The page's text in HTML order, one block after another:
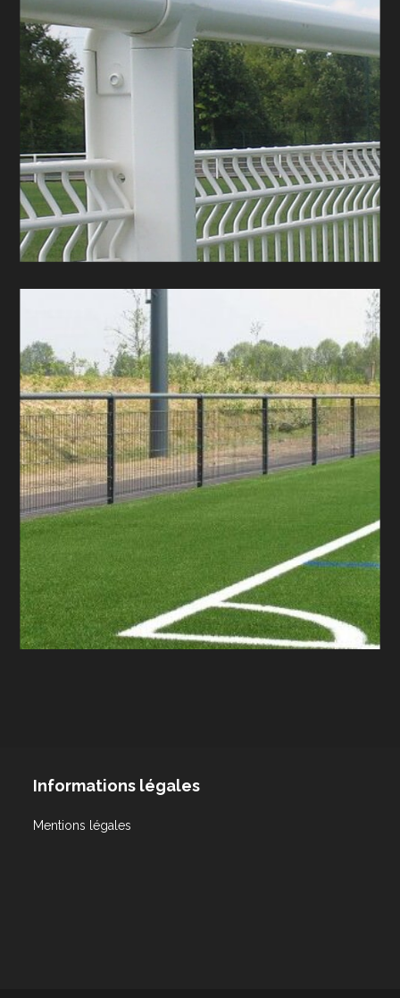
Informations légales
Mentions légales